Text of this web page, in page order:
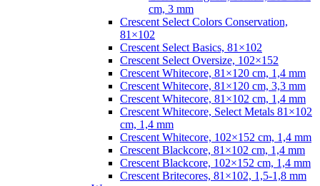
cm, 3 mm
Crescent Select Colors Conservation,
81×102
Crescent Select Basics, 81×102
Crescent Select Oversize, 102×152
Crescent Whitecore, 81×120 cm, 1,4 mm
Crescent Whitecore, 81×120 cm, 3,3 mm
Crescent Whitecore, 81×102 cm, 1,4 mm
Crescent Whitecore, Select Metals 81×102
cm, 1,4 mm
Crescent Whitecore, 102×152 cm, 1,4 mm
Crescent Blackcore, 81×102 cm, 1,4 mm
Crescent Blackcore, 102×152 cm, 1,4 mm
Crescent Britecores, 81×102, 1,5-1,8 mm